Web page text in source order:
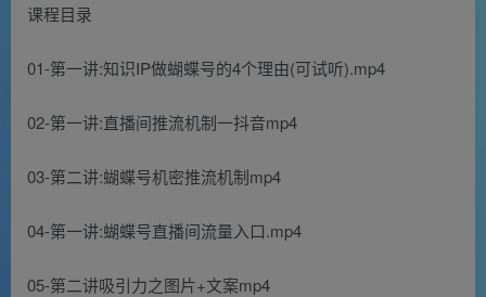
课程目录
01-第一讲:知识IP做蝴蝶号的4个理由(可试听).mp4
02-第一讲:直播间推流机制一抖音mp4
03-第二讲:蝴蝶号机密推流机制mp4
04-第一讲:蝴蝶号直播间流量入口.mp4
05-第二讲吸引力之图片+文案mp4